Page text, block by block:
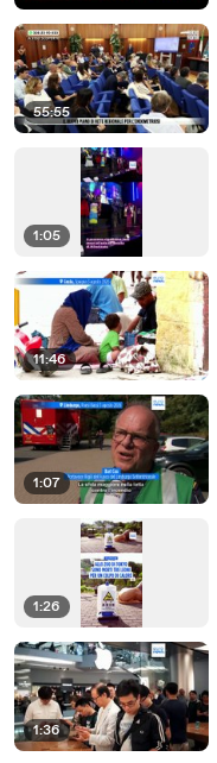
55:55
1:05
11:46
1:07
1:26
1:36